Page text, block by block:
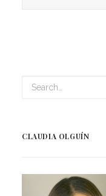
CLAUDIA OLGUÍN